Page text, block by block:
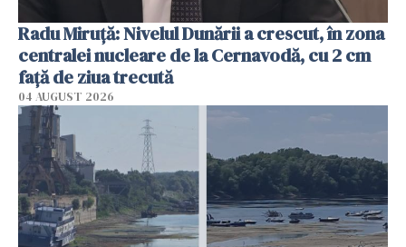
Radu Miruţă: Nivelul Dunării a crescut, în zona
centralei nucleare de la Cernavodă, cu 2 cm
faţă de ziua trecută
04 AUGUST 2026